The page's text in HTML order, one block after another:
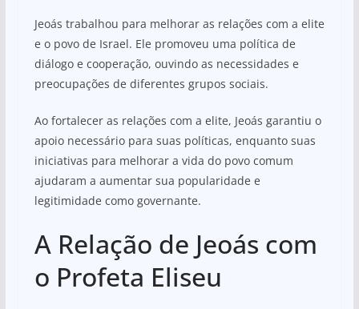
Jeoás trabalhou para melhorar as relações com a elite
e o povo de Israel. Ele promoveu uma política de
diálogo e cooperação, ouvindo as necessidades e
preocupações de diferentes grupos sociais.
Ao fortalecer as relações com a elite, Jeoás garantiu o
apoio necessário para suas políticas, enquanto suas
iniciativas para melhorar a vida do povo comum
ajudaram a aumentar sua popularidade e
legitimidade como governante.
A Relação de Jeoás com
o Profeta Eliseu